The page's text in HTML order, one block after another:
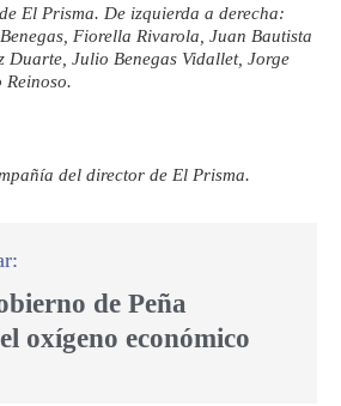
El Prisma. De izquierda a derecha:
Fiorella Rivarola, Juan Bautista
Duarte, Julio Benegas Vidallet, Jorge
Reinoso.
del director de El Prisma.
de Peña
oxígeno económico